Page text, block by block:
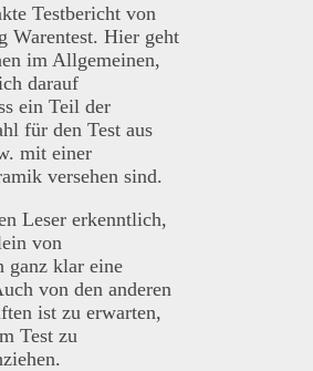
Testbericht von
Warentest. Hier geht
im Allgemeinen,
darauf
ein Teil der
für den Test aus
mit einer
versehen sind.
Leser erkenntlich,
von
ganz klar eine
von den anderen
ist zu erwarten,
Test zu